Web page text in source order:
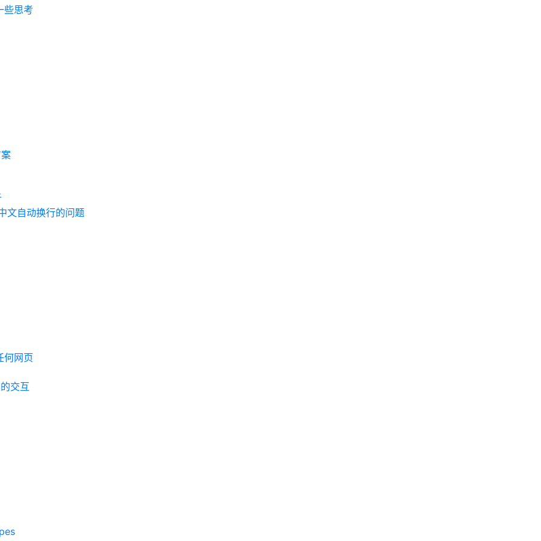
些思考
文自动换行的问题
何网页
交互